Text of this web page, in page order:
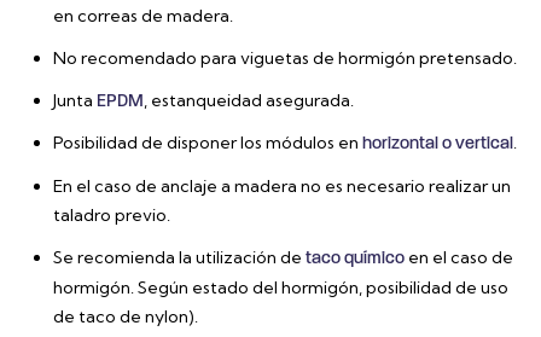
en correas de madera.
No recomendado para viguetas de hormigón pretensado.
Junta EPDM , estanqueidad asegurada.
Posibilidad de disponer los módulos en horizontal o vertical.
En el caso de anclaje a madera no es necesario realizar un
taladro previo.
Se recomienda la utilización de taco químico en el caso de
hormigón. Según estado del hormigón, posibilidad de uso
de taco de nylon).